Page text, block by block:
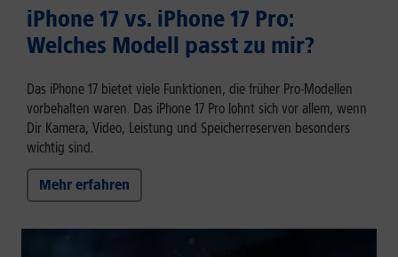
iPhone 17 vs. iPhone 17 Pro:
Welches Modell passt zu mir?
Das iPhone 17 bietet viele Funktionen, die früher Pro-Modellen
vorbehalten waren. Das iPhone 17 Pro lohnt sich vor allem, wenn
Dir Kamera, Video, Leistung und Speicherreserven besonders
wichtig sind.
Mehr erfahren